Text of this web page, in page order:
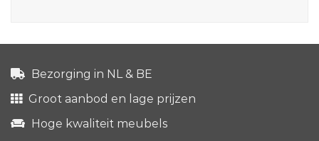
Bezorging in NL & BE
Groot aanbod en lage prijzen
Hoge kwaliteit meubels